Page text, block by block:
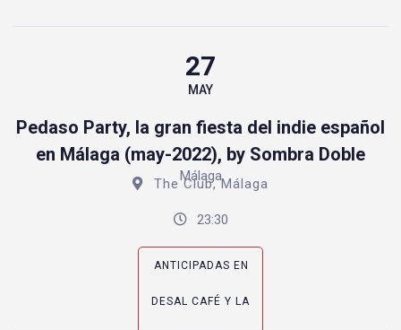
27
MAY
Pedaso Party, la gran fiesta del indie español
en Málaga (may-2022), by Sombra Doble
Málaga
The Club, Málaga
23:30
ANTICIPADAS EN
DESAL CAFÉ Y LA